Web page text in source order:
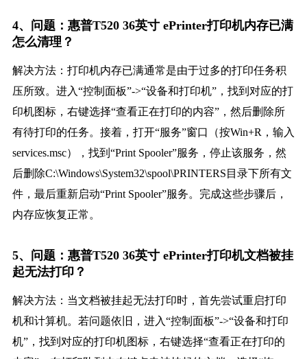
4、问题：惠普T520 36英寸 ePrinter打印机内存已满
怎么清理？
解决方法：打印机内存已满通常是由于过多的打印任务积
压所致。进入“控制面板”->“设备和打印机”，找到对应的打
印机图标，右键选择“查看正在打印的内容”，然后删除所
有待打印的任务。接着，打开“服务”窗口（按Win+R，输入
services.msc），找到“Print Spooler”服务，停止该服务，然
后删除C:\Windows\System32\spool\PRINTERS目录下所有文
件，最后重新启动“Print Spooler”服务。完成这些步骤后，
内存应恢复正常。
5、问题：惠普T520 36英寸 ePrinter打印机文档被挂
起无法打印？
解决方法：当文档被挂起无法打印时，首先尝试重启打印
机和计算机。若问题依旧，进入“控制面板”->“设备和打印
机”，找到对应的打印机图标，右键选择“查看正在打印的